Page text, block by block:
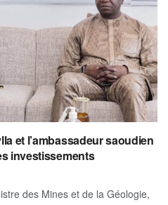
et l’ambassadeur saoudien
investissements
des Mines et de la Géologie,